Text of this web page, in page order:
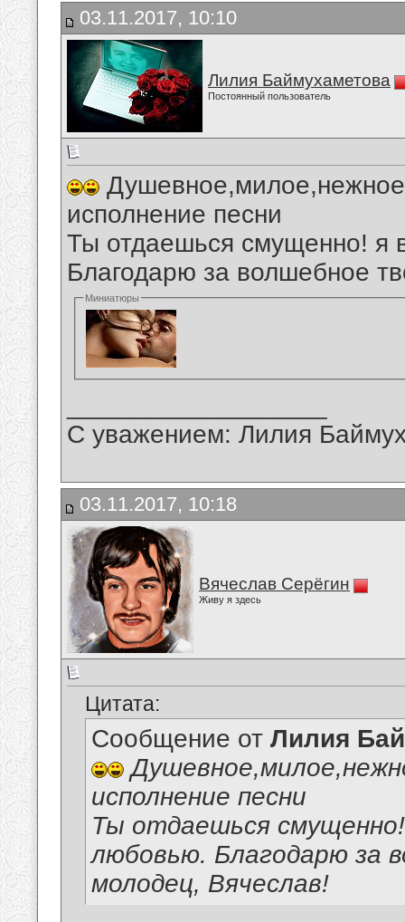
03.11.2017, 10:10
Лилия Баймухаметова
Постоянный пользователь
исполнение песни
Ты отдаешься смущенно! я
Благодарю за волшебное
Миниатюры
С уважением: Лилия
03.11.2017, 10:18
Вячеслав Серёгин
Живу я здесь
Цитата:
Сообщение от Лилия
исполнение песни
Ты отдаешься
любовью. Благодарю за
молодец, Вячеслав!